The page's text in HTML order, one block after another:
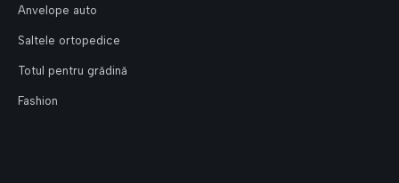
Anvelope auto
Saltele ortopedice
Totul pentru grădină
Fashion